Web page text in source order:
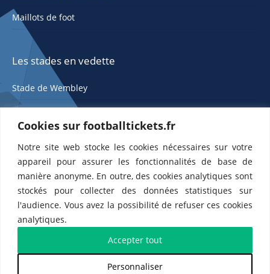
Cookies sur footballtickets.fr
Notre site web stocke les cookies nécessaires sur votre
appareil pour assurer les fonctionnalités de base de
manière anonyme. En outre, des cookies analytiques sont
stockés pour collecter des données statistiques sur
l'audience. Vous avez la possibilité de refuser ces cookies
analytiques.
Personnaliser
Accepter tout
Maillots de foot
Les stades en vedette
Stade de Wembley
ETTS 365 SL, Rambla de Catalunya 38, 8, 1, 08007 Barcelone, Espagne |
Partenaires de l'US Changé 53 💙et de l'US Bretons de Paris 🤍